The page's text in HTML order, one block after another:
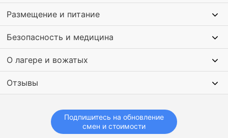
Размещение и питание
Безопасность и медицина
О лагере и вожатых
Отзывы
Подпишитесь на обновление
смен и стоимости